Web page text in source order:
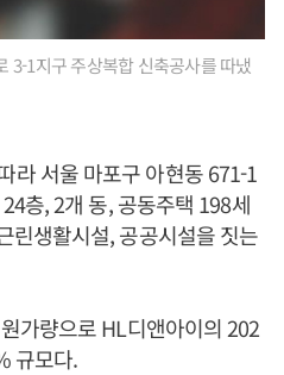
1지구 주상복합 신축공사를 따냈
라 서울 마포구 아현동 671-1
층, 2개 동, 공동주택 198세
린생활시설, 공공시설을 짓는
가량으로 HL디앤아이의 202
규모다.